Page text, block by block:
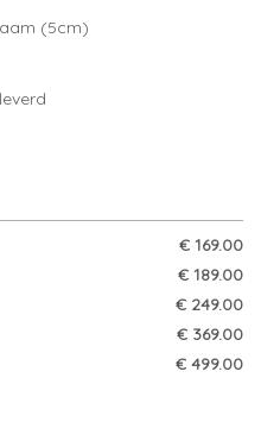
(5cm)
€ 169.00
€ 189.00
€ 249.00
€ 369.00
€ 499.00